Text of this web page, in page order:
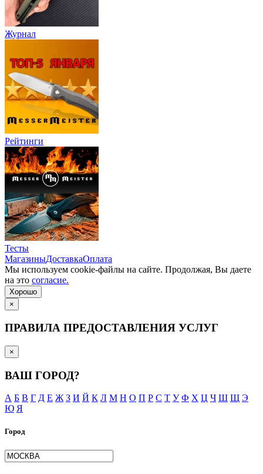
Журнал
Рейтинги
Тесты
МагазиныДоставкаОплата
Мы используем cookie-файлы на сайте. Продолжая, Вы даете
на это согласие.
Хорошо
×
ПРАВИЛА ПРЕДОСТАВЛЕНИЯ УСЛУГ
×
ВАШ ГОРОД?
А Б В Г Д Е Ж З И Й К Л М Н О П Р С Т У Ф Х Ц Ч Ш Щ Э
Ю Я
Город